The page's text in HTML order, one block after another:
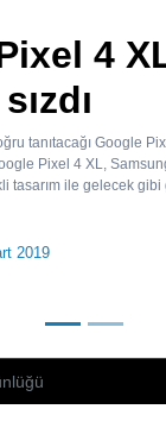
4
tanıtacağı Google
Pixel 4 XL,
tasarım ile gelecek
2019